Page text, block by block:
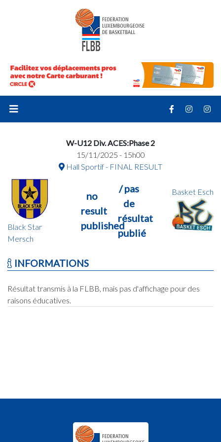
W-U12 Div. ACES:Phase 2
15/11/2025 - 15h00
Hall Sportif - FINAL RESULT
Black Star
Mersch
no
result
published
/ pas
de
résultat
publié
Basket Esch
INFORMATIONS
Résultat transmis à la FLBB, mais pas d'affichage pour des
raisons éducatives.